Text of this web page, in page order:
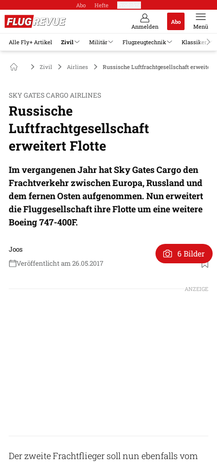
Abo Hefte
Anmelden
Abo
Menü
Alle Fly+ Artikel Zivil Militär Flugzeugtechnik Klassiker
Zivil Airlines Russische Luftfrachtgesellschaft erweitert
SKY GATES CARGO AIRLINES
Russische
Luftfrachtgesellschaft
erweitert Flotte
Im vergangenen Jahr hat Sky Gates Cargo den
Frachtverkehr zwischen Europa, Russland und
dem fernen Osten aufgenommen. Nun erweitert
die Fluggesellschaft ihre Flotte um eine weitere
Boeing 747-400F.
Joos
Veröffentlicht am 26.05.2017
6 Bilder
ANZEIGE
Der zweite Frachtflieger soll nun ebenfalls vom